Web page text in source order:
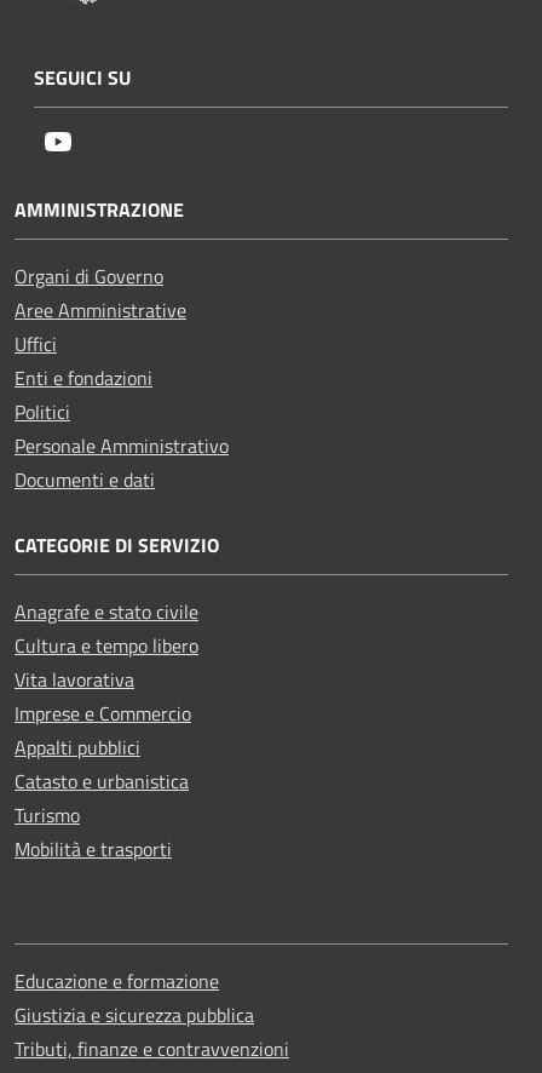
SEGUICI SU
AMMINISTRAZIONE
Organi di Governo
Aree Amministrative
Uffici
Enti e fondazioni
Politici
Personale Amministrativo
Documenti e dati
CATEGORIE DI SERVIZIO
Anagrafe e stato civile
Cultura e tempo libero
Vita lavorativa
Imprese e Commercio
Appalti pubblici
Catasto e urbanistica
Turismo
Mobilità e trasporti
Educazione e formazione
Giustizia e sicurezza pubblica
Tributi, finanze e contravvenzioni